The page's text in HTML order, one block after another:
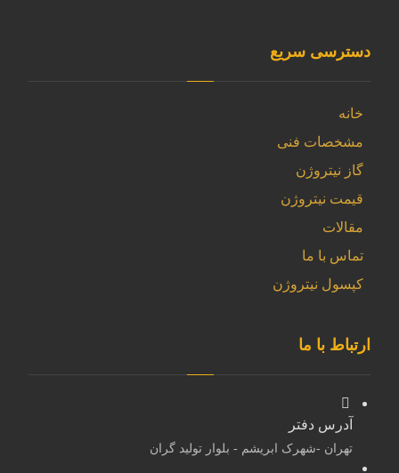
دسترسی سریع
خانه
مشخصات فنی
گاز نیتروژن
قیمت نیتروژن
مقالات
تماس با ما
کپسول نیتروژن
ارتباط با ما
آدرس دفتر
تهران -شهرک ابریشم - بلوار تولید گران